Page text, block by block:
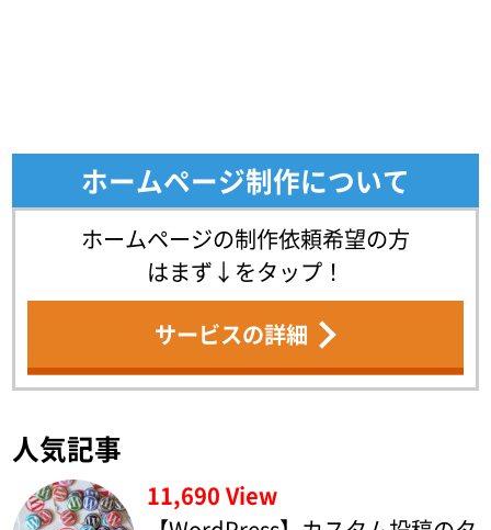
ホームページ制作について
ホームページの制作依頼希望の方
はまず↓をタップ！
サービスの詳細
人気記事
11,690 View